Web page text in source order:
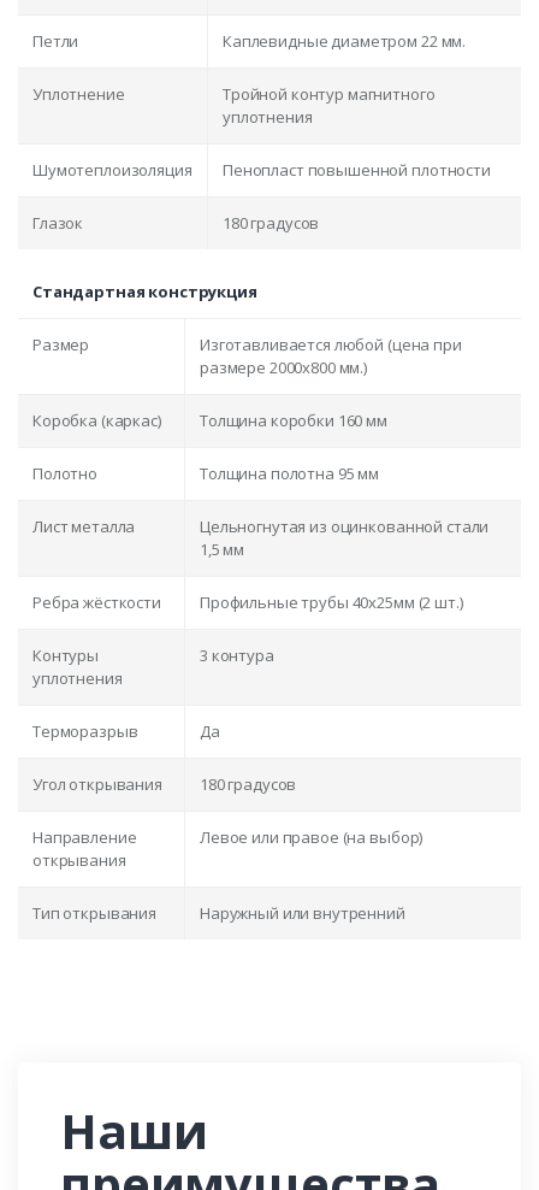
Петли Каплевидные диаметром 22 мм.
Уплотнение
Тройной контур магнитного
уплотнения
Шумотеплоизоляция Пенопласт повышенной плотности
Глазок 180 градусов
Стандартная конструкция
Размер
Изготавливается любой (цена при
размере 2000x800 мм.)
Коробка (каркас) Толщина коробки 160 мм
Полотно Толщина полотна 95 мм
Лист металла
Цельногнутая из оцинкованной стали
1,5 мм
Ребра жёсткости Профильные трубы 40х25мм (2 шт.)
Контуры
уплотнения
3 контура
Терморазрыв Да
Угол открывания 180 градусов
Направление
открывания
Левое или правое (на выбор)
Тип открывания Наружный или внутренний
Наши